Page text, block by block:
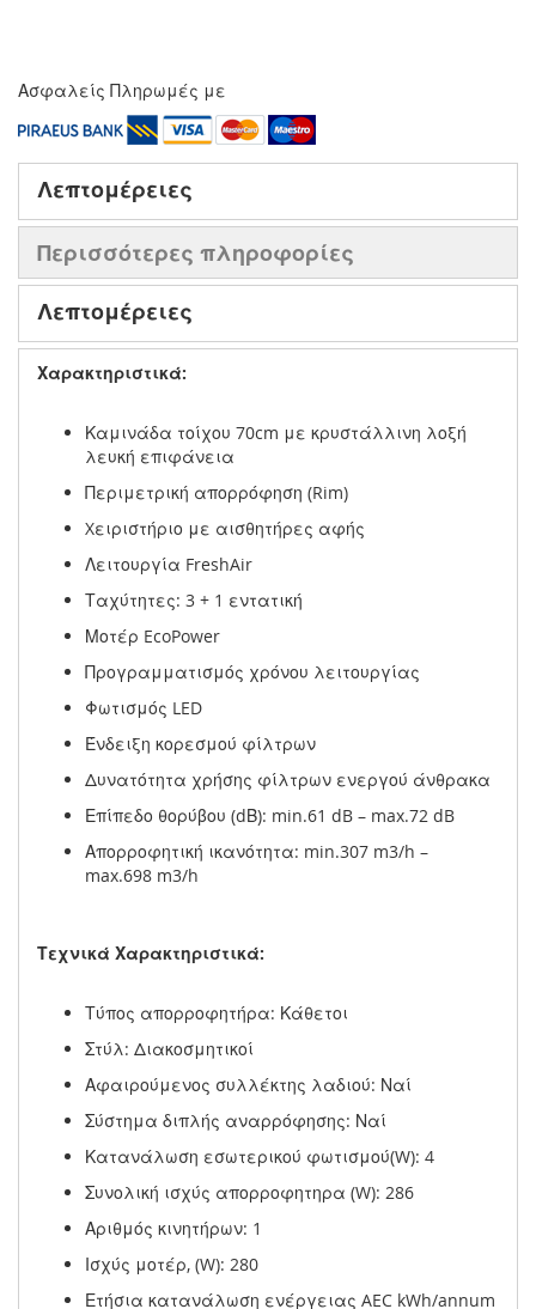
Ασφαλείς Πληρωμές με
Λεπτομέρειες
Περισσότερες πληροφορίες
Λεπτομέρειες
Χαρακτηριστικά:
Καμινάδα τοίχου 70cm με κρυστάλλινη λοξή
λευκή επιφάνεια
Περιμετρική απορρόφηση (Rim)
Xειριστήριο με αισθητήρες αφής
Λειτουργία FreshAir
Ταχύτητες: 3 + 1 εντατική
Μοτέρ EcoPower
Προγραμματισμός χρόνου λειτουργίας
Φωτισμός LED
Ένδειξη κορεσμού φίλτρων
Δυνατότητα χρήσης φίλτρων ενεργού άνθρακα
Επίπεδο θορύβου (dΒ): min.61 dB – max.72 dB
Απορροφητική ικανότητα: min.307 m3/h –
max.698 m3/h
Τεχνικά Χαρακτηριστικά:
Τύπος απορροφητήρα: Κάθετοι
Στύλ: Διακοσμητικοί
Αφαιρούμενος συλλέκτης λαδιού: Ναί
Σύστημα διπλής αναρρόφησης: Ναί
Κατανάλωση εσωτερικού φωτισμού(W): 4
Συνολική ισχύς απορροφητηρα (W): 286
Αριθμός κινητήρων: 1
Ισχύς μοτέρ, (W): 280
Ετήσια κατανάλωση ενέργειας AEC kWh/annum